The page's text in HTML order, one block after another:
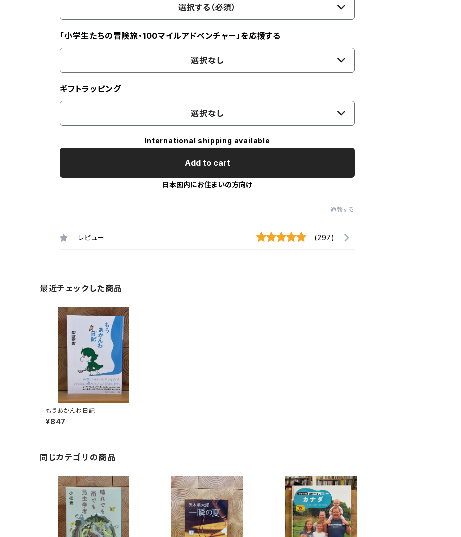
選択する（必須）
「小学生たちの冒険旅・100マイルアドベンチャー」を応援する
選択なし
ギフトラッピング
選択なし
International shipping available
Add to cart
日本国内にお住まいの方向け
通報する
レビュー (297)
最近チェックした商品
もうあかんわ日記
¥847
同じカテゴリの商品